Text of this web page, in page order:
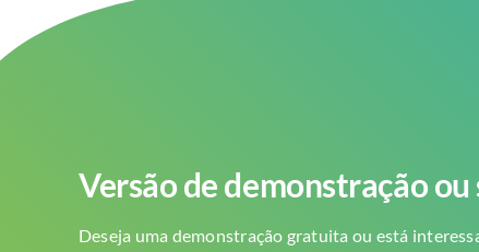
Versão de demonstração
Deseja uma demonstração gratuita ou está